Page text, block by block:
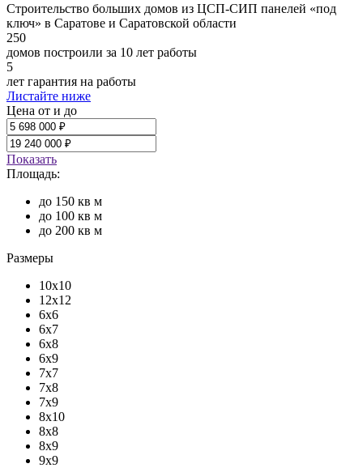
Строительство больших домов из ЦСП-СИП панелей «под
ключ» в Саратове и Саратовской области
250
домов построили за 10 лет работы
5
лет гарантия на работы
Листайте ниже
Цена от и до
Показать
Площадь:
до 150 кв м
до 100 кв м
до 200 кв м
Размеры
10x10
12x12
6x6
6x7
6x8
6x9
7x7
7x8
7x9
8x10
8x8
8x9
9x9